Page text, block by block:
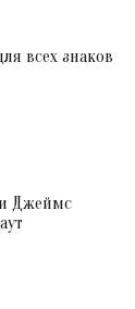
всех знаков
Джеймс